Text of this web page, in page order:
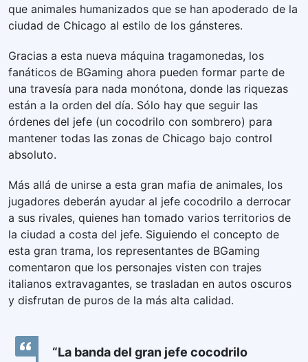
que animales humanizados que se han apoderado de la
ciudad de Chicago al estilo de los gánsteres.
Gracias a esta nueva máquina tragamonedas, los
fanáticos de BGaming ahora pueden formar parte de
una travesía para nada monótona, donde las riquezas
están a la orden del día. Sólo hay que seguir las
órdenes del jefe (un cocodrilo con sombrero) para
mantener todas las zonas de Chicago bajo control
absoluto.
Más allá de unirse a esta gran mafia de animales, los
jugadores deberán ayudar al jefe cocodrilo a derrocar
a sus rivales, quienes han tomado varios territorios de
la ciudad a costa del jefe. Siguiendo el concepto de
esta gran trama, los representantes de BGaming
comentaron que los personajes visten con trajes
italianos extravagantes, se trasladan en autos oscuros
y disfrutan de puros de la más alta calidad.
“La banda del gran jefe cocodrilo